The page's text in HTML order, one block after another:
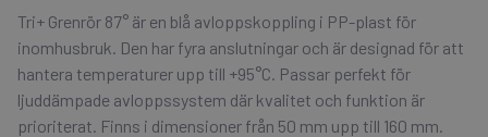
Tri+ Grenrör 87° är en blå avloppskoppling i PP-plast för
inomhusbruk. Den har fyra anslutningar och är designad för att
hantera temperaturer upp till +95°C. Passar perfekt för
ljuddämpade avloppssystem där kvalitet och funktion är
prioriterat. Finns i dimensioner från 50 mm upp till 160 mm.